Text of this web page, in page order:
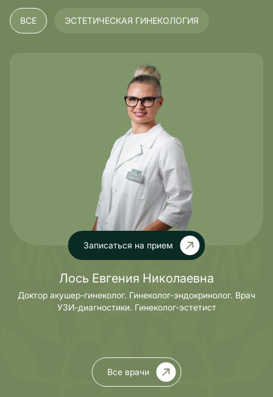
ВСЕ ЭСТЕТИЧЕСКАЯ ГИНЕКОЛОГИЯ
Записаться на прием
Лось Евгения Николаевна
Доктор акушер-гинеколог. Гинеколог-эндокринолог. Врач
УЗИ-диагностики. Гинеколог-эстетист
Все врачи